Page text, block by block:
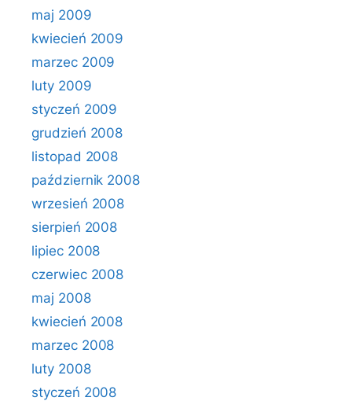
maj 2009
kwiecień 2009
marzec 2009
luty 2009
styczeń 2009
grudzień 2008
listopad 2008
październik 2008
wrzesień 2008
sierpień 2008
lipiec 2008
czerwiec 2008
maj 2008
kwiecień 2008
marzec 2008
luty 2008
styczeń 2008